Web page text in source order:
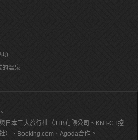
項
的溫泉
日本三大旅行社（JTB有限公司、KNT-CT控
）、Booking.com、Agoda合作。